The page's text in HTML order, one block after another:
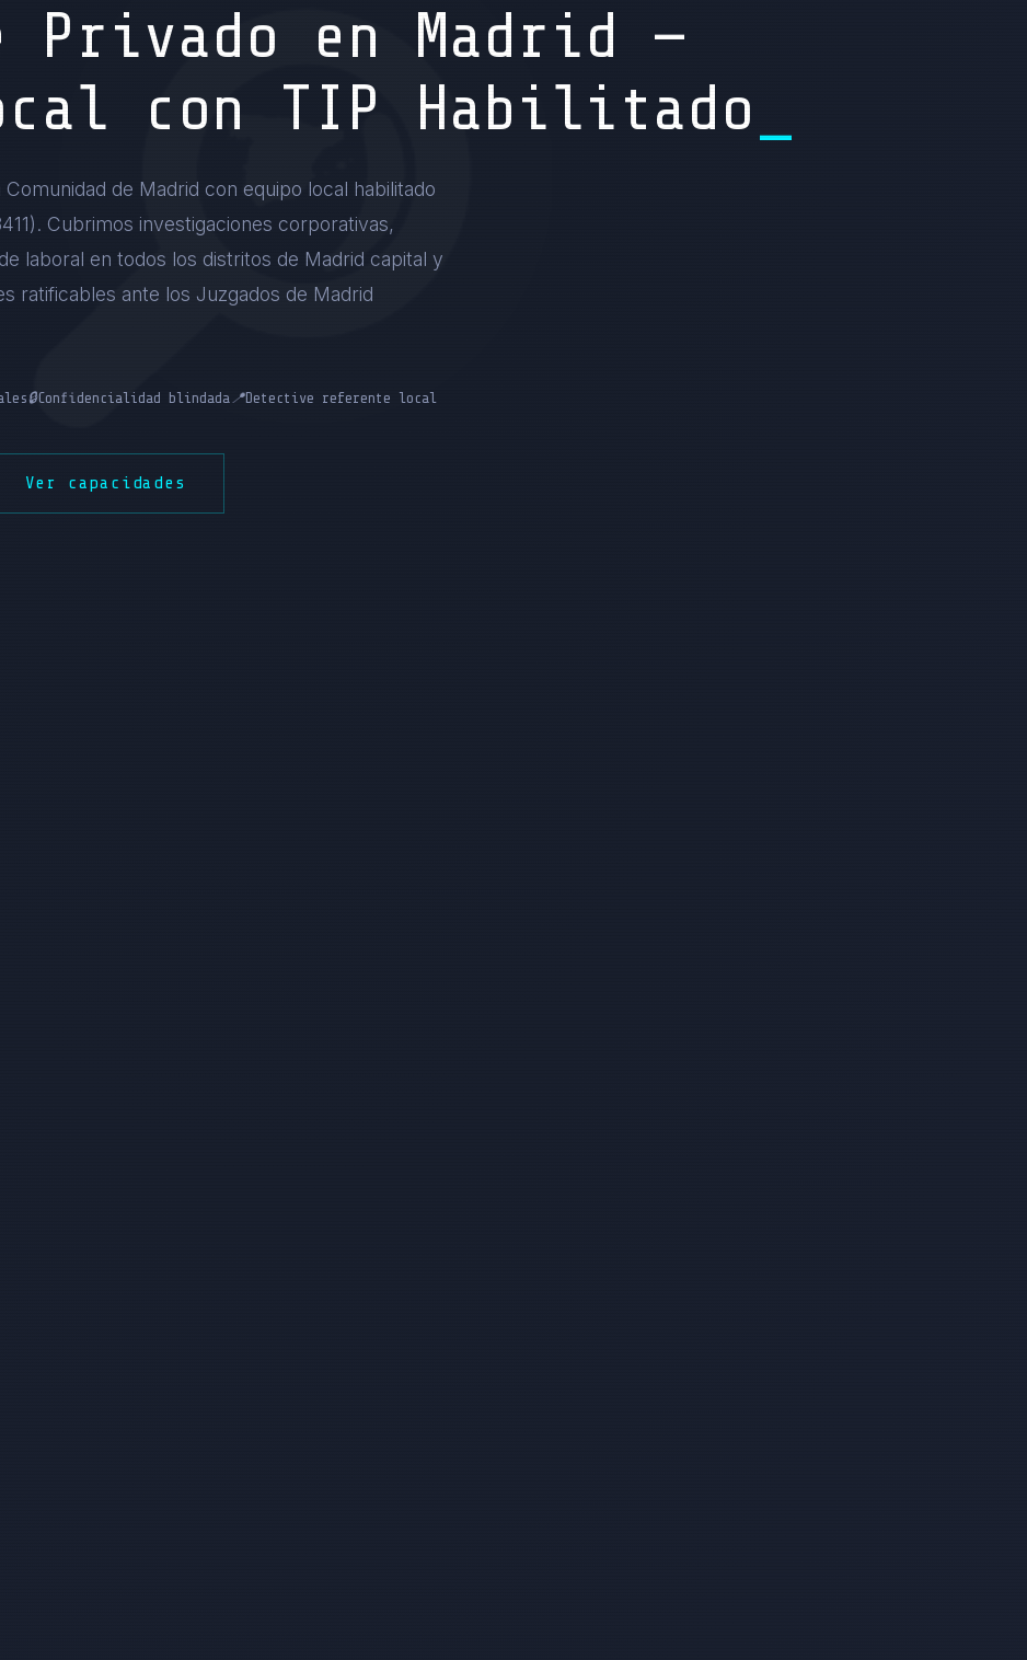
Privado en Madrid —
con TIP Habilitado
de Madrid con equipo local habilitado
Cubrimos investigaciones corporativas,
laboral en todos los distritos de Madrid capital y
ratificables ante los Juzgados de Madrid
🔒Confidencialidad blindada📍Detective referente local
Ver capacidades